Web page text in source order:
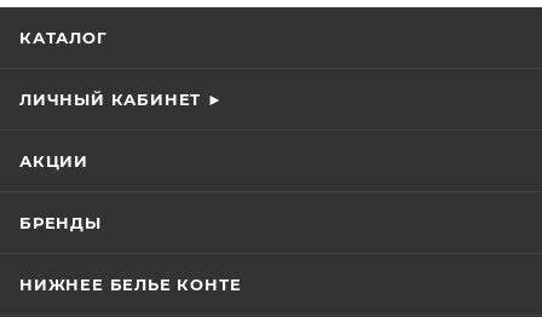
КАТАЛОГ
ЛИЧНЫЙ КАБИНЕТ ►
АКЦИИ
БРЕНДЫ
НИЖНЕЕ БЕЛЬЕ КОНТЕ